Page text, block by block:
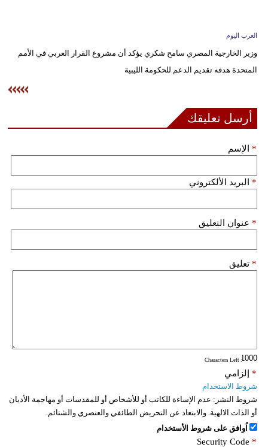
وتكنولوجيا
أبراج
سيارات
العرب اليوم
وزير الخارجية المصري سامح شكري يؤكد أن مشروع القرار العربي في الأمم
المتحدة هدفه تقديم الدعم للحكومة الليبية
أرسل تعليقك
الإسم *
البريد الألكتروني *
عنوان التعليق *
تعليق *
: Characters Left
إلزامي *
شروط الاستخدام
شروط النشر: عدم الإساءة للكاتب أو للأشخاص أو للمقدسات أو مهاجمة الأديان
أو الذات الالهية. والابتعاد عن التحريض الطائفي والعنصري والشتائم.
اُوافق على شروط الأستخدام
Security Code *